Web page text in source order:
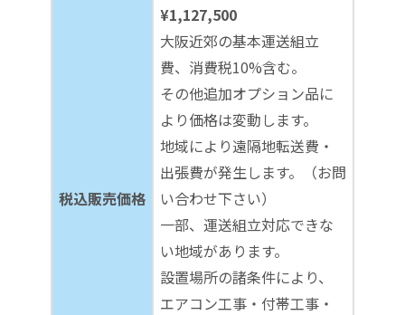
税込販売価格
¥1,127,500
大阪近郊の基本運送組立
費、消費税10%含む。
その他追加オプション品に
より価格は変動します。
地域により遠隔地転送費・
出張費が発生します。（お問
い合わせ下さい）
一部、運送組立対応できな
い地域があります。
設置場所の諸条件により、
エアコン工事・付帯工事・